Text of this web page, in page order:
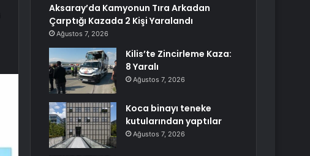
Aksaray’da Kamyonun Tıra Arkadan
Çarptığı Kazada 2 Kişi Yaralandı
Ağustos 7, 2026
Kilis’te Zincirleme Kaza:
8 Yaralı
Ağustos 7, 2026
Koca binayı teneke
kutularından yaptılar
Ağustos 7, 2026